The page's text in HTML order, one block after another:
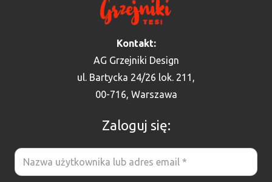
Kontakt:
AG Grzejniki Design
ul. Bartycka 24/26 lok. 211,
00-716, Warszawa
Zaloguj się: